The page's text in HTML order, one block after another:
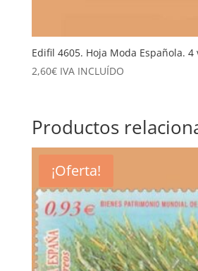
Edifil 4605. Hoja Moda Española.
2,60€ IVA INCLUÍDO
Productos
¡Oferta!